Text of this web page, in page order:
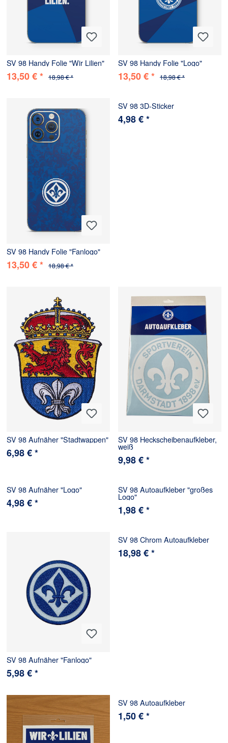
SV 98 Handy Folie "Wir Lilien"
13,50 € * 18,98 € *
SV 98 Handy Folie "Logo"
13,50 € * 18,98 € *
SV 98 Handy Folie "Fanlogo"
13,50 € * 18,98 € *
SV 98 3D-Sticker
4,98 € *
SV 98 Aufnäher "Stadtwappen"
6,98 € *
SV 98 Heckscheibenaufkleber,
weiß
9,98 € *
SV 98 Aufnäher "Logo"
4,98 € *
SV 98 Autoaufkleber "großes
Logo"
1,98 € *
SV 98 Aufnäher "Fanlogo"
5,98 € *
SV 98 Chrom Autoaufkleber
18,98 € *
SV 98 Autoaufkleber
1,50 € *